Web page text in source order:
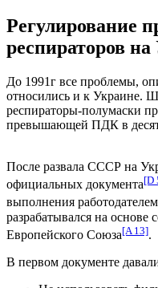
Регулирование
респираторов
До 1991г все проблемы,
относились и к Украине.
респираторы-полумаски
превышающей ПДК в
После развала СССР на
официальных документа[D
выполнения
разрабатывался на основе
Европейского Союза[A 13].
В первом документе